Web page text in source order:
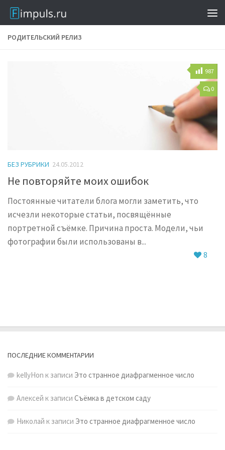
РОДИТЕЛЬСКИЙ РЕЛИЗ
0
987
БЕЗ РУБРИКИ 24.05.2012
Не повторяйте моих ошибок
Постоянные читатели блога могли заметить, что
исчезли некоторые статьи, посвящённые
портретной съёмке. Причина проста. Модели, чьи
фотографии были использованы в...
8
ПОСЛЕДНИЕ КОММЕНТАРИИ
kellyHon к записи Это странное диафрагменное число
Алексей к записи Съёмка в детском саду
Николай к записи Это странное диафрагменное число